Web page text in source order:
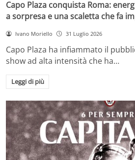
Capo Plaza conquista Roma:
a sorpresa e una scaletta che fa
Ivano Moriello 31 Luglio 2026
Capo Plaza ha infiammato il
show ad alta intensità che ha…
Leggi di più